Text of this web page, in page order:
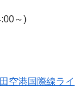
～)
空港国際線ライ